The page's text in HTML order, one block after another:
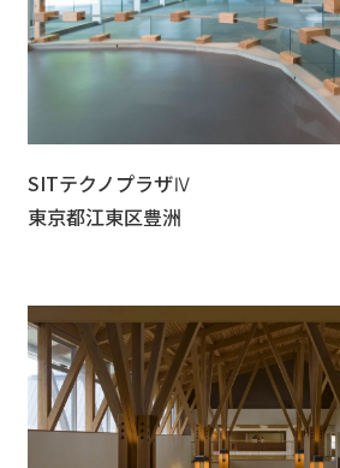
SITテクノプラザⅣ
東京都江東区豊洲